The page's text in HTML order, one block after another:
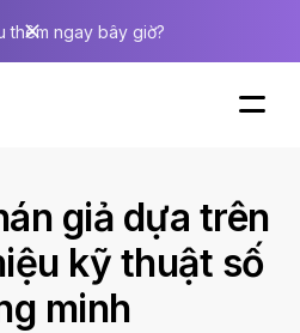
thêm ngay bây giờ?
giả dựa trên
kỹ thuật số
minh